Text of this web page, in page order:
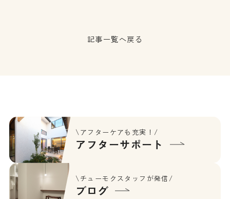
記事一覧へ戻る
\アフターケアも充実！/
アフターサポート
\チューモクスタッフが発信/
ブログ